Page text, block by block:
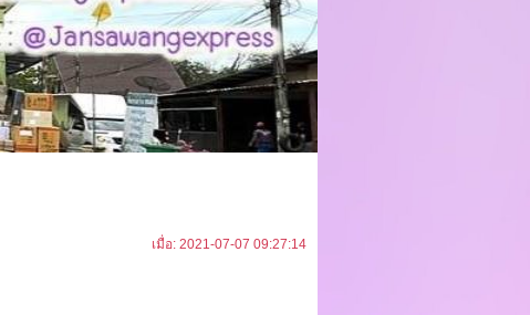
เมื่อ: 2021-07-07 09:27:14